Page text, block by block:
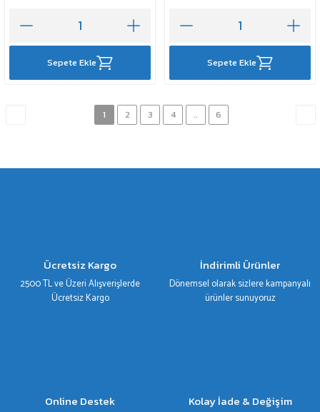
Sepete Ekle Sepete Ekle
1 2 3 4 .. 6
Ücretsiz Kargo
2500 TL ve Üzeri Alışverişlerde
Ücretsiz Kargo
İndirimli Ürünler
Dönemsel olarak sizlere kampanyalı
ürünler sunuyoruz
Online Destek Kolay İade & Değişim